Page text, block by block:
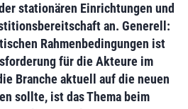
stationären Einrichtungen und
an. Generell:
Rahmenbedingungen ist
für die Akteure im
Branche aktuell auf die neuen
sollte, ist das Thema beim